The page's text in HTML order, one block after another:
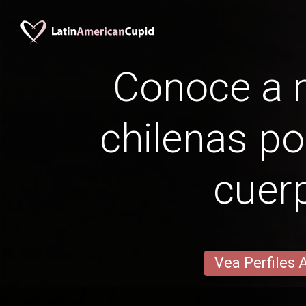
Conoce a
chilenas
Vea Perfiles